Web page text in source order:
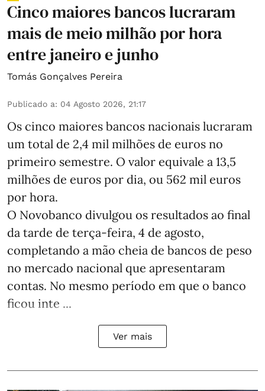
Cinco maiores bancos lucraram
mais de meio milhão por hora
entre janeiro e junho
Tomás Gonçalves Pereira
Publicado a: 04 Agosto 2026, 21:17
Os cinco maiores bancos nacionais lucraram
um total de 2,4 mil milhões de euros no
primeiro semestre. O valor equivale a 13,5
milhões de euros por dia, ou 562 mil euros
por hora.
O Novobanco divulgou os resultados ao final
da tarde de terça-feira, 4 de agosto,
completando a mão cheia de bancos de peso
no mercado nacional que apresentaram
contas. No mesmo período em que o banco
ficou inte ...
Ver mais